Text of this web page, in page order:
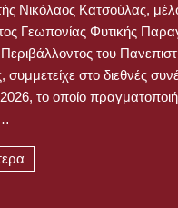
Νικόλαος Κατσούλας,
Γεωπονίας Φυτικής
του
συμμετείχε στο διεθνές
το οποίο